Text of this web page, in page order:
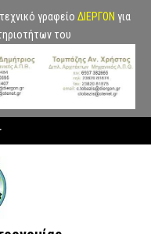
γραφείο ΔΙΕΡΓΟΝ για
του